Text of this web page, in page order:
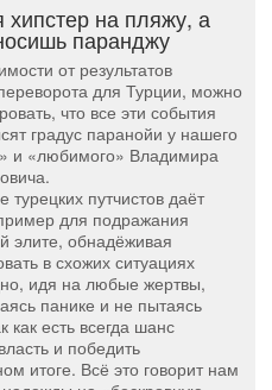
хипстер на пляжу, а
паранджу
от результатов
для Турции, можно
что все эти события
градус паранойи у нашего
и «любимого» Владимира
турецких путчистов даёт
для подражания
элите, обнадёживая
в схожих ситуациях
идя на любые жертвы,
панике и не пытаясь
как есть всегда шанс
и победить
итоге. Всё это говорит нам